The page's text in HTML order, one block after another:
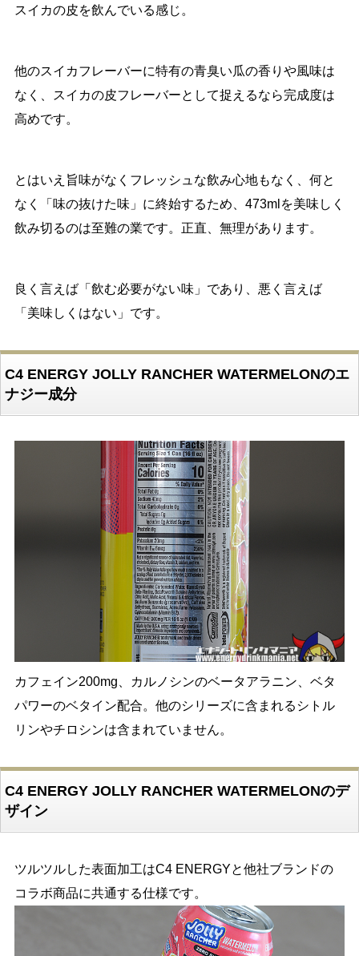
スイカの皮を飲んでいる感じ。
他のスイカフレーバーに特有の青臭い瓜の香りや風味は
なく、スイカの皮フレーバーとして捉えるなら完成度は
高めです。
とはいえ旨味がなくフレッシュな飲み心地もなく、何と
なく「味の抜けた味」に終始するため、473mlを美味しく
飲み切るのは至難の業です。正直、無理があります。
良く言えば「飲む必要がない味」であり、悪く言えば
「美味しくはない」です。
C4 ENERGY JOLLY RANCHER WATERMELONのエ
ナジー成分
カフェイン200mg、カルノシンのベータアラニン、ベタ
パワーのベタイン配合。他のシリーズに含まれるシトル
リンやチロシンは含まれていません。
C4 ENERGY JOLLY RANCHER WATERMELONのデ
ザイン
ツルツルした表面加工はC4 ENERGYと他社ブランドの
コラボ商品に共通する仕様です。